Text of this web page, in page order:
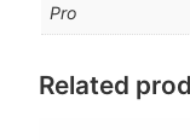
m
,
Pro
Related